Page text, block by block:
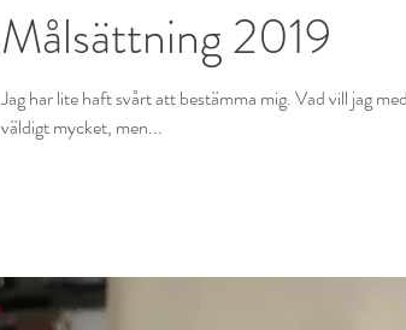
Målsättning 2019
Jag har lite haft svårt att bestämma mig. Vad vill jag
väldigt mycket, men...